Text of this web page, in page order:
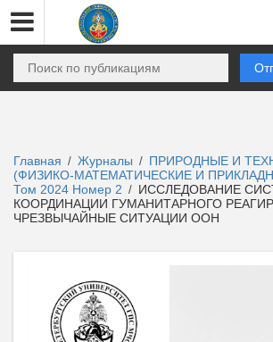
Главная / Журналы / ПРИРОДНЫЕ И
(ФИЗИКО-МАТЕМАТИЧЕСКИЕ И
Том 2024 Номер 2 / ИССЛЕДОВАНИЕ
КООРДИНАЦИИ ГУМАНИТАРНОГО
ЧРЕЗВЫЧАЙНЫЕ СИТУАЦИИ ООН